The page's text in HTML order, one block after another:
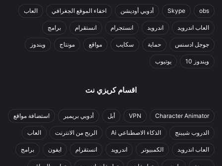
obs
Skype أدوبي أوديشن اخفاء الموقع الجغرافي العاب
العاب اندرويد اندرويد انستجرام انستقرام برامج
جوجل ادسنس حماية سكايب مواقع مونتاج ويندوز
ويندوز 10 يوتيوب
اقسام كريزي نت
Character Animator
VPN أبل أدوبي بريمير استضافة مواقع
الدروب شيبنج الذكاء الاصطناعي Ai الربح من الانترنت العاب
العاب اندرويد الكمبيوتر اندرويد انستقرام ايفون برامج